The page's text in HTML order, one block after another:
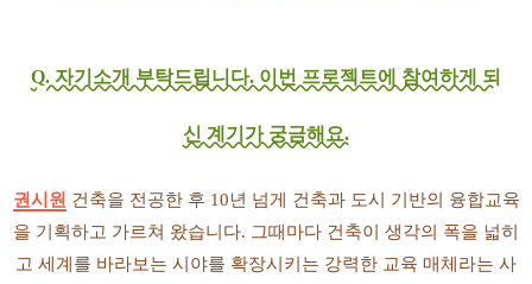
Q. 자기소개 부탁드립니다. 이번 프로젝트에 참여하게 되
신 계기가 궁금해요.
권시원 건축을 전공한 후 10년 넘게 건축과 도시 기반의 융합교육
을 기획하고 가르쳐 왔습니다. 그때마다 건축이 생각의 폭을 넓히
고 세계를 바라보는 시야를 확장시키는 강력한 교육 매체라는 사